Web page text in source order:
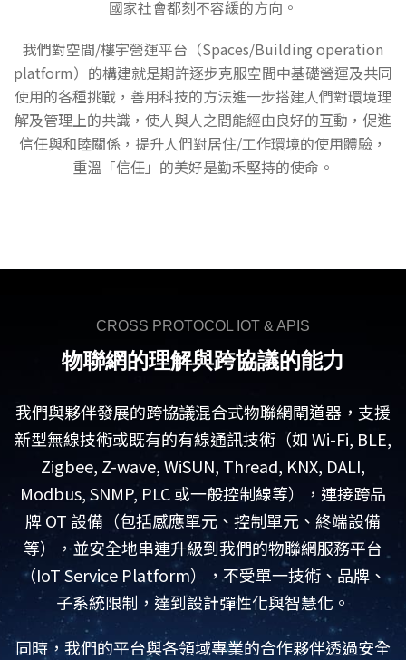
國家社會都刻不容緩的方向。
我們對空間/樓宇營運平台（Spaces/Building operation
platform）的構建就是期許逐步克服空間中基礎營運及共同
使用的各種挑戰，善用科技的方法進一步搭建人們對環境理
解及管理上的共識，使人與人之間能經由良好的互動，促進
信任與和睦關係，提升人們對居住/工作環境的使用體驗，
重溫「信任」的美好是勤禾堅持的使命。
CROSS PROTOCOL IOT & APIS
物聯網的理解與跨協議的能力
我們與夥伴發展的跨協議混合式物聯網閘道器，支援
新型無線技術或既有的有線通訊技術（如 Wi-Fi, BLE,
Zigbee, Z-wave, WiSUN, Thread, KNX, DALI,
Modbus, SNMP, PLC 或一般控制線等），連接跨品
牌 OT 設備（包括感應單元、控制單元、終端設備
等），並安全地串連升級到我們的物聯網服務平台
（IoT Service Platform），不受單一技術、品牌、
子系統限制，達到設計彈性化與智慧化。
同時，我們的平台與各領域專業的合作夥伴透過安全